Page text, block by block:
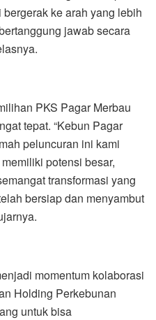
ke arah yang lebih
jawab secara
PKS Pagar Merbau
tepat. “Kebun Pagar
peluncuran ini kami
potensi besar,
transformasi yang
bersiap dan menyambut
momentum kolaborasi
Holding Perkebunan
untuk bisa